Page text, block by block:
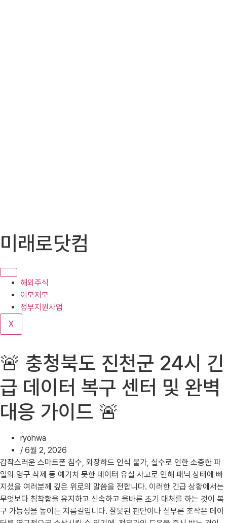
텐
로
기
미래로닷컴
해외주식
이모저모
정부지원사업
X
🚨 충청북도 진천군 24시 긴
급 데이터 복구 센터 및 완벽
대응 가이드 🚨
ryohwa
/ 6월 2, 2026
갑작스러운 스마트폰 침수, 외장하드 인식 불가, 실수로 인한 소중한 파
일의 영구 삭제 등 예기치 못한 데이터 유실 사고로 인해 패닉 상태에 빠
지셨을 여러분께 깊은 위로의 말씀을 전합니다. 이러한 긴급 상황에서는
무엇보다 침착함을 유지하고 신속하고 올바른 초기 대처를 하는 것이 복
구 가능성을 높이는 지름길입니다. 잘못된 판단이나 섣부른 조작은 데이